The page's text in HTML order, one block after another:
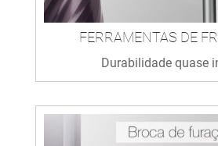
FERRAMENTAS DE
Durabilidade quase